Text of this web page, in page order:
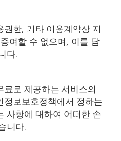
권한, 기타 이용계약상 지
여할 수 없으며, 이를 담
다.
료로 제공하는 서비스의
정보보호정책에서 정하는
사항에 대하여 어떠한 손
니다.